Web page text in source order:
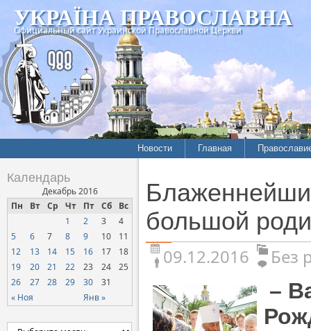
УКРАЇНА ПРАВОСЛАВНА
Официальный сайт Украинской Православной Церкви
Новости Главная
Календарь
Декабрь 2016
Пн
Вт Ср Чт Пт Сб Вс
« Ноя Янв »
1 2 3
4
5
6 7 8 9 10
11
12
13 14 15 16 17
18
19
20 21 22 23 24
25
26
27 28 29 30 31
большой
09.12.2016 Без
–